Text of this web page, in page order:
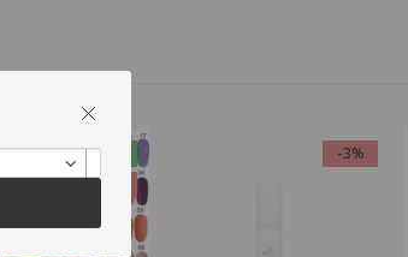
HEA PAKKUMINE
-26%
-3%